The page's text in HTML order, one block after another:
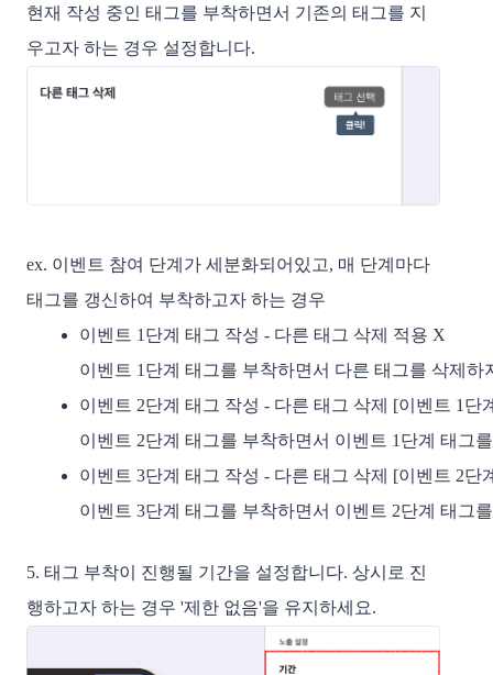
현재 작성 중인 태그를 부착하면서 기존의 태그를 지
우고자 하는 경우 설정합니다.
ex. 이벤트 참여 단계가 세분화되어있고, 매 단계마다
태그를 갱신하여 부착하고자 하는 경우
이벤트 1단계 태그 작성 - 다른 태그 삭제 적용 X
이벤트 1단계 태그를 부착하면서 다른 태그를 삭제
이벤트 2단계 태그 작성 - 다른 태그 삭제 [이벤트 1단
이벤트 2단계 태그를 부착하면서 이벤트 1단계 태그
이벤트 3단계 태그 작성 - 다른 태그 삭제 [이벤트 2단
이벤트 3단계 태그를 부착하면서 이벤트 2단계 태그
5. 태그 부착이 진행될 기간을 설정합니다. 상시로 진
행하고자 하는 경우 '제한 없음'을 유지하세요.